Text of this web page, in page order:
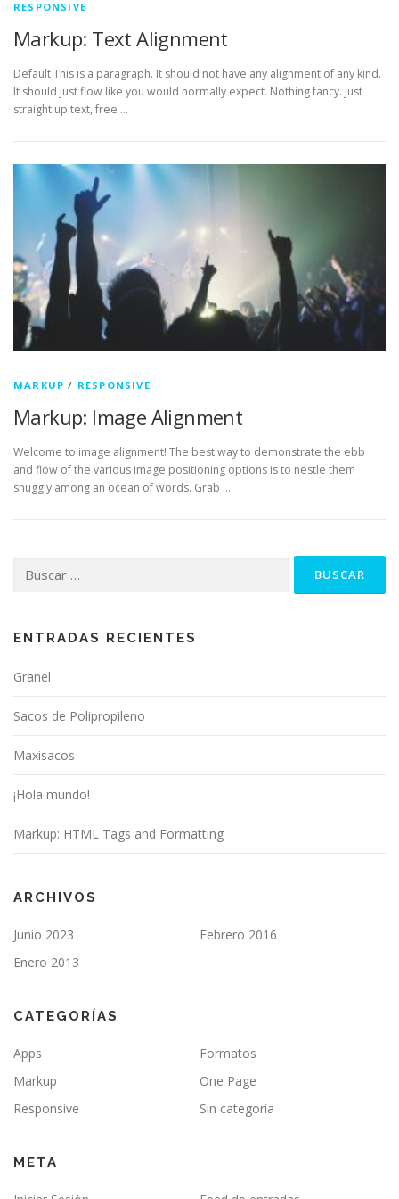
RESPONSIVE
Markup: Text Alignment
Default This is a paragraph. It should not have any alignment of any kind.
It should just flow like you would normally expect. Nothing fancy. Just
straight up text, free …
MARKUP / RESPONSIVE
Markup: Image Alignment
Welcome to image alignment! The best way to demonstrate the ebb
and flow of the various image positioning options is to nestle them
snuggly among an ocean of words. Grab …
por:
ENTRADAS RECIENTES
Granel
Sacos de Polipropileno
Maxisacos
¡Hola mundo!
Markup: HTML Tags and Formatting
ARCHIVOS
Junio 2023
Febrero 2016
Enero 2013
CATEGORÍAS
Apps
Formatos
Markup
One Page
Responsive
Sin categoría
META